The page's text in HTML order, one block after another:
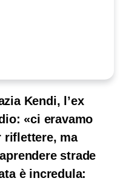
Kendi, l’ex
«ci eravamo
riflettere, ma
strade
è incredula: